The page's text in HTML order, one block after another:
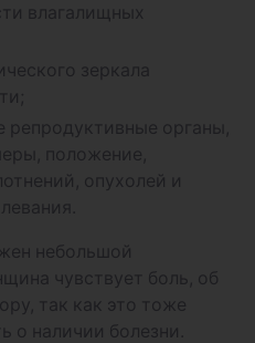
влагалищных
зеркала
репродуктивные органы,
положение,
опухолей и
небольшой
чувствует боль, об
так как это тоже
о наличии болезни.